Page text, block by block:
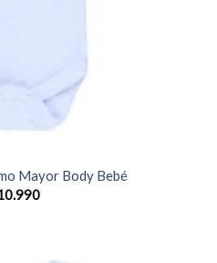
Mayor Body Bebé